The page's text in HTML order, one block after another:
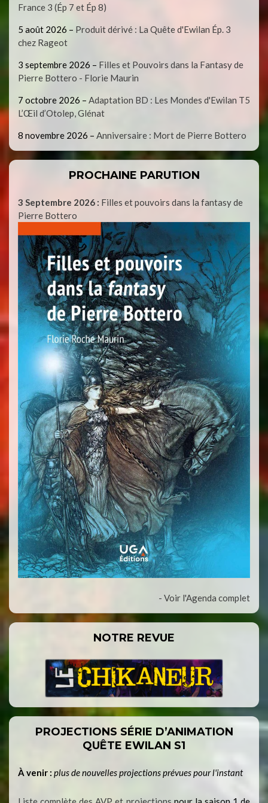
France 3 (Ép 7 et Ép 8)
5 août 2026 – Produit dérivé : La Quête d'Ewilan Ép. 3
chez Rageot
3 septembre 2026 – Filles et Pouvoirs dans la Fantasy de
Pierre Bottero - Florie Maurin
7 octobre 2026 – Adaptation BD : Les Mondes d'Ewilan T5
L’Œil d’Otolep, Glénat
8 novembre 2026 – Anniversaire : Mort de Pierre Bottero
PROCHAINE PARUTION
3 Septembre 2026 : Filles et pouvoirs dans la fantasy de
Pierre Bottero
- Voir l'Agenda complet
NOTRE REVUE
PROJECTIONS SÉRIE D’ANIMATION
QUÊTE EWILAN S1
À venir : plus de nouvelles projections prévues pour l'instant